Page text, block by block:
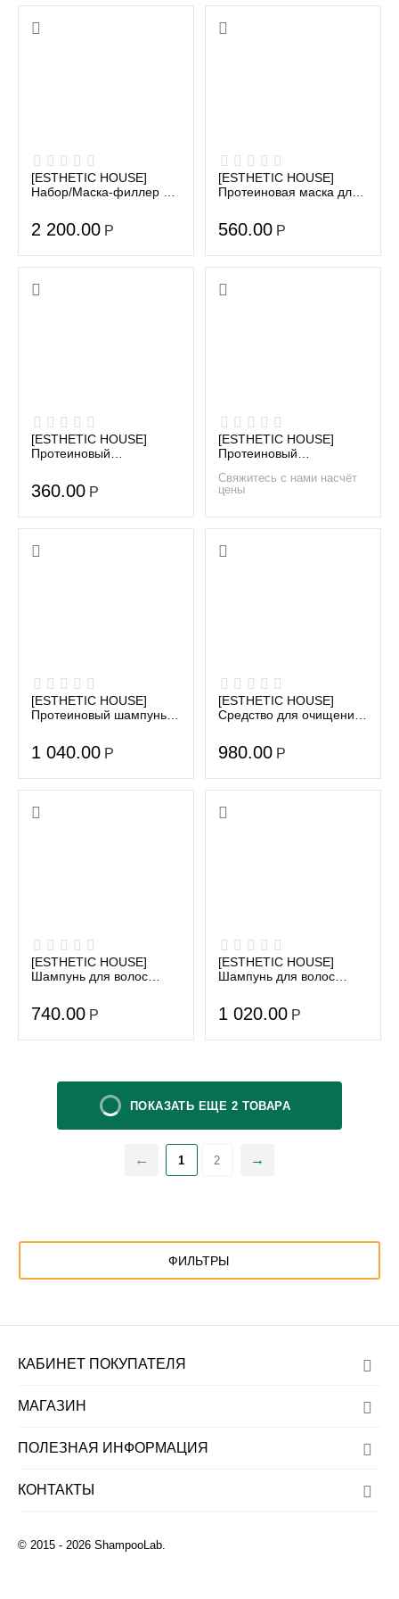
[ESTHETIC HOUSE]
Набор/Маска-филлер д/
Ringer (Hair Fill-up
Ampo...
2 200.00 Р
[ESTHETIC HOUSE]
Протеиновая маска для
Protein Treatment, 250
мл
560.00 Р
[ESTHETIC HOUSE]
Протеиновый
CP-1 BС Intense
Nourishing Condition...
360.00 Р
[ESTHETIC HOUSE]
Протеиновый
CP-1 BС Intense
Nourishing Condition...
Свяжитесь с нами насчёт
цены
[ESTHETIC HOUSE]
Протеиновый шампунь
Nourishing Shampoo
Versi...
1 040.00 Р
[ESTHETIC HOUSE]
Средство для очищения
SPA SCALP SCALER, 250
мл
980.00 Р
[ESTHETIC HOUSE]
Шампунь для волос
CP-1 ORIENTAL HERBAL
CLEANSING ...
740.00 Р
[ESTHETIC HOUSE]
Шампунь для волос
COLOR FIXER
SHAMPOO, 300 мл
1 020.00 Р
ПОКАЗАТЬ ЕЩЕ 2 ТОВАРА
1 2
ФИЛЬТРЫ
КАБИНЕТ ПОКУПАТЕЛЯ
МАГАЗИН
ПОЛЕЗНАЯ ИНФОРМАЦИЯ
КОНТАКТЫ
© 2015 - 2026 ShampooLab.